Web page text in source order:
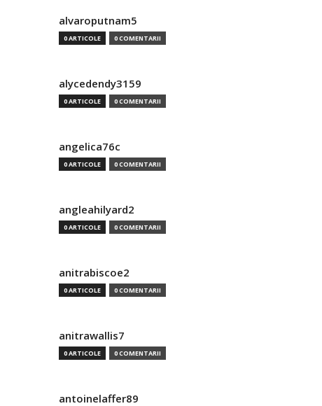
alvaroputnam5
0 ARTICOLE 0 COMENTARII
alycedendy3159
0 ARTICOLE 0 COMENTARII
angelica76c
0 ARTICOLE 0 COMENTARII
angleahilyard2
0 ARTICOLE 0 COMENTARII
anitrabiscoe2
0 ARTICOLE 0 COMENTARII
anitrawallis7
0 ARTICOLE 0 COMENTARII
antoinelaffer89